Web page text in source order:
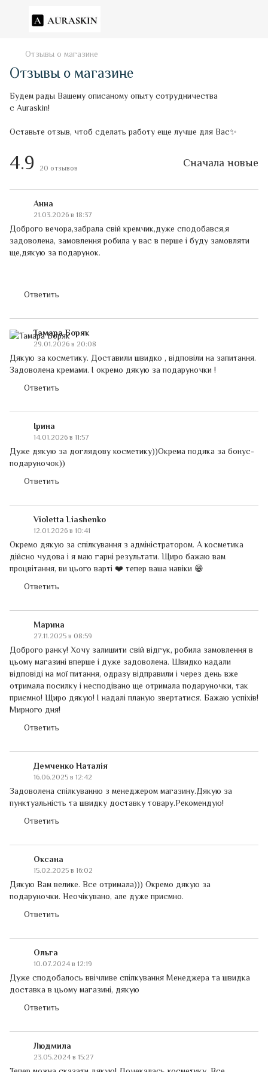
Отзывы о магазине
Отзывы о магазине
Будем рады Вашему описаному опыту сотрудничества
с Auraskin!
Оставьте отзыв, чтоб сделать работу еще лучше для Вас✨
4.9 20 отзывов Сначала новые
Анна
21.03.2026 в 18:37
Доброго вечора,забрала свій кремчик,дуже сподобався,я
задоволена, замовлення робила у вас в перше і буду замовляти
ще,дякую за подарунок.
Ответить
Тамара Боряк
29.01.2026 в 20:08
Дякую за косметику. Доставили швидко , відповіли на запитання.
Задоволена кремами. І окремо дякую за подаруночки !
Ответить
Ірина
14.01.2026 в 11:57
Дуже дякую за доглядову косметику))Окрема подяка за бонус-
подаруночок))
Ответить
Violetta Liashenko
12.01.2026 в 10:41
Окремо дякую за спілкування з адміністратором. А косметика
дійсно чудова і я маю гарні результати. Щиро бажаю вам
процвітання, ви цього варті ❤️ тепер ваша навіки 😁
Ответить
Марина
27.11.2025 в 08:59
Доброго ранку! Хочу залишити свій відгук, робила замовлення в
цьому магазині вперше і дуже задоволена. Швидко надали
відповіді на мої питання, одразу відправили і через день вже
отримала посилку і несподівано ще отримала подаруночки, так
приємно! Щиро дякую! І надалі планую звертатися. Бажаю успіхів!
Мирного дня!
Ответить
Демченко Наталія
16.06.2025 в 12:42
Задоволена спілкуванню з менеджером магазину.Дякую за
пунктуальність та швидку доставку товару.Рекомендую!
Ответить
Оксана
15.02.2025 в 16:02
Дякую Вам велике. Все отримала))) Окремо дякую за
подаруночки. Неочікувано, але дуже приємно.
Ответить
Ольга
10.07.2024 в 12:19
Дуже сподобалось ввічливе спілкування Менеджера та швидка
доставка в цьому магазині, дякую
Ответить
Людмила
23.05.2024 в 15:27